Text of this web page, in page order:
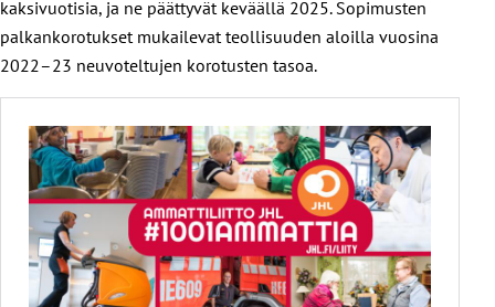
kaksivuotisia, ja ne päättyvät keväällä 2025. Sopimusten
palkankorotukset mukailevat teollisuuden aloilla vuosina
2022–23 neuvoteltujen korotusten tasoa.